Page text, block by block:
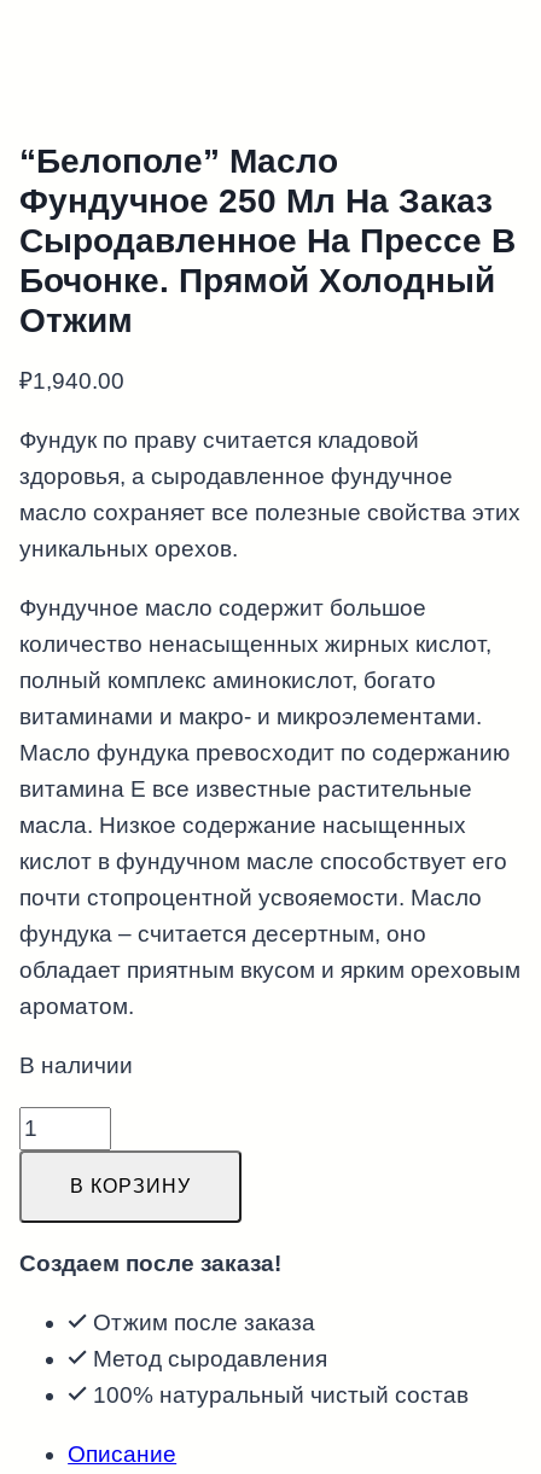
“Белополе” Масло
Фундучное 250 Мл На Заказ
Сыродавленное На Прессе В
Бочонке. Прямой Холодный
Отжим
₽1,940.00
Фундук по праву считается кладовой
здоровья, а сыродавленное фундучное
масло сохраняет все полезные свойства этих
уникальных орехов.
Фундучное масло содержит большое
количество ненасыщенных жирных кислот,
полный комплекс аминокислот, богато
витаминами и макро- и микроэлементами.
Масло фундука превосходит по содержанию
витамина Е все известные растительные
масла. Низкое содержание насыщенных
кислот в фундучном масле способствует его
почти стопроцентной усвояемости. Масло
фундука – считается десертным, оно
обладает приятным вкусом и ярким ореховым
ароматом.
В наличии
Количество
товара
"Белополе"
фундучное
сыродавленное
В КОРЗИНУ
Создаем после заказа!
Отжим после заказа
Метод сыродавления
100% натуральный чистый состав
Описание